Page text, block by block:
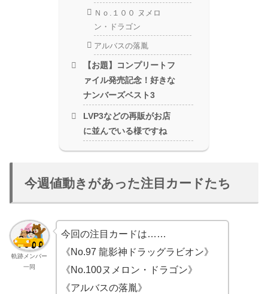
Ｎｏ.１００ ヌメロ
ン・ドラゴン
アルバスの落胤
【お題】コンプリートフ
ァイル発売記念！好きな
ナンバーズベスト3
LVP3などの再販がお店
に並んでいる様ですね
今週値動きがあった注目カードたち
軌跡メンバー
一同
今回の注目カードは……
《No.97 龍影神ドラッグラビオン》
《No.100ヌメロン・ドラゴン》
《アルバスの落胤》